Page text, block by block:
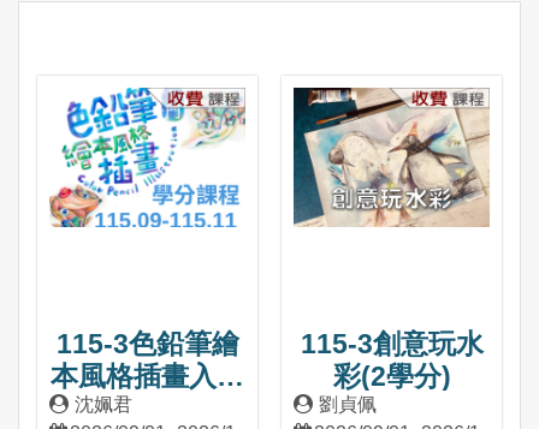
115-3色鉛筆繪
本風格插畫入門
(2學分)
沈姵君
115-3創意玩水
彩(2學分)
劉貞佩